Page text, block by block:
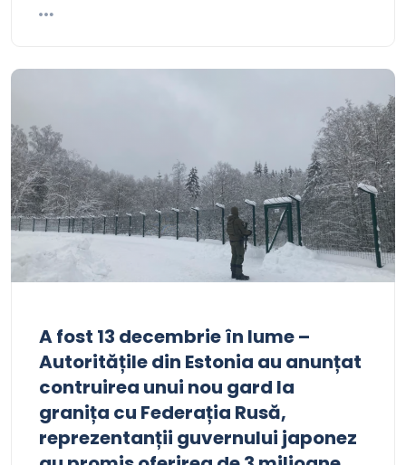
A fost 13 decembrie în lume –
Autoritățile din Estonia au anunțat
contruirea unui nou gard la
granița cu Federația Rusă,
reprezentanții guvernului japonez